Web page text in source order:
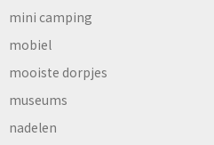
mini camping
mobiel
mooiste dorpjes
museums
nadelen